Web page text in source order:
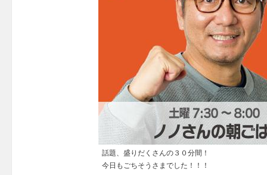
話題、盛りだくさんの３０分間！
今日もごちそうさまでした！！！